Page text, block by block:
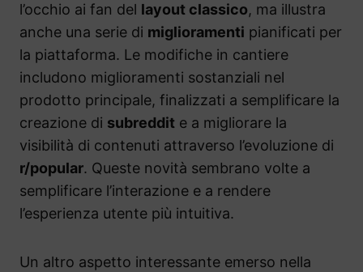
l’occhio ai fan del layout classico, ma illustra
anche una serie di miglioramenti pianificati per
la piattaforma. Le modifiche in cantiere
includono miglioramenti sostanziali nel
prodotto principale, finalizzati a semplificare la
creazione di subreddit e a migliorare la
visibilità di contenuti attraverso l’evoluzione di
r/popular. Queste novità sembrano volte a
semplificare l’interazione e a rendere
l’esperienza utente più intuitiva.
Un altro aspetto interessante emerso nella